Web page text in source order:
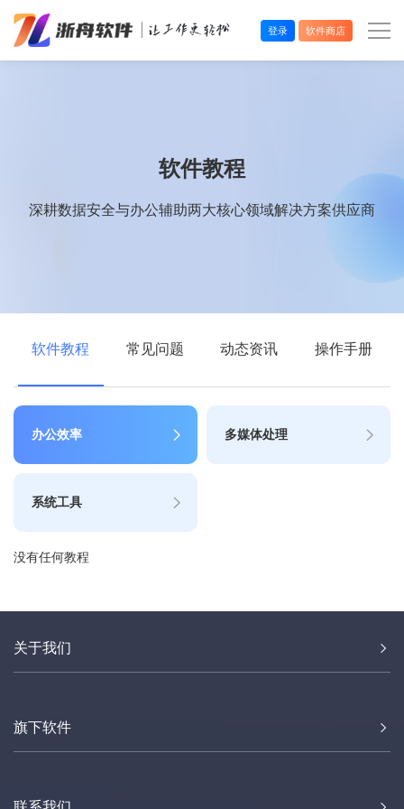
登录 软件商店
软件教程
深耕数据安全与办公辅助两大核心领域解决方案供应商
软件教程 常见问题 动态资讯 操作手册
办公效率 多媒体处理
系统工具
没有任何教程
关于我们
旗下软件